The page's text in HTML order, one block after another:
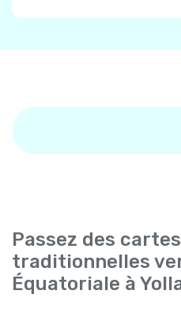
Passez des
traditionnelles
Équatoriale à